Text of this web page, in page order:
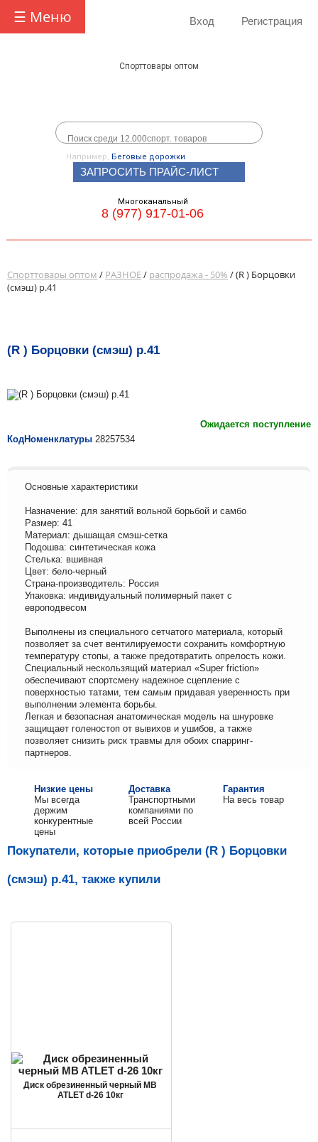
☰ Меню Вход Регистрация
Спорттовары оптом
Например, Беговые дорожки
ЗАПРОСИТЬ ПРАЙС-ЛИСТ
Многоканальный
8 (977) 917-01-06
Спорттовары оптом / РАЗНОЕ/ распродажа - 50% / (R ) Борцовки
(смэш) р.41
(R ) Борцовки (смэш) р.41
Ожидается поступление
КодНоменклатуры 28257534
Основные характеристики
Назначение: для занятий вольной борьбой и самбо
Размер: 41
Материал: дышащая смэш-сетка
Подошва: синтетическая кожа
Стелька: вшивная
Цвет: бело-черный
Страна-производитель: Россия
Упаковка: индивидуальный полимерный пакет с
европодвесом
Выполнены из специального сетчатого материала, который
позволяет за счет вентилируемости сохранить комфортную
температуру стопы, а также предотвратить опрелость кожи.
Специальный нескользящий материал «Super friction»
обеспечивают спортсмену надежное сцепление с
поверхностью татами, тем самым придавая уверенность при
выполнении элемента борьбы.
Легкая и безопасная анатомическая модель на шнуровке
защищает голеностоп от вывихов и ушибов, а также
позволяет снизить риск травмы для обоих спарринг-
партнеров.
Низкие цены
Мы всегда
держим
конкурентные
цены
Доставка
Транспортными
компаниями по
всей России
Гарантия
На весь товар
Покупатели, которые приобрели (R ) Борцовки
(смэш) р.41, также купили
Диск обрезиненный черный MB
ATLET d-26 10кг